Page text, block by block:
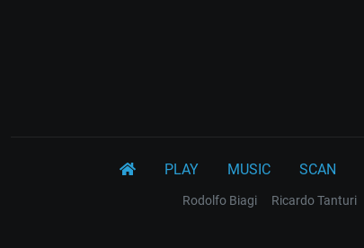
PLAY MUSIC SCAN
Rodolfo Biagi Ricardo Tanturi